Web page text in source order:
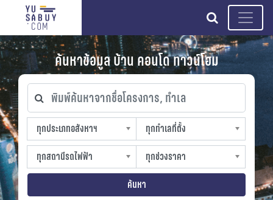
search
ค้นหาข้อมูล บ้าน คอนโด ทาวน์โฮม
พิมพ์ค้นหาจากชื่อโครงการ, ทำเล
ทุกประเภทอสังหาฯ
ทุกประเภทอสังหาฯ
sproperty
ทุกทำเลที่ตั้ง
ทุกทำเลที่ตั้ง
slocation
ทุกสถานีรถไฟฟ้า
ทุกสถานีรถไฟฟ้า
strain-station
ทุกช่วงราคา
ทุกช่วงราคา
sprice
ค้นหา